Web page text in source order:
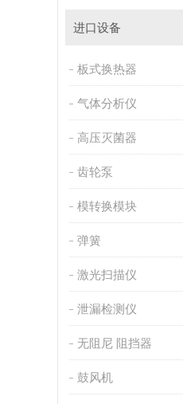
进口设备
板式换热器
气体分析仪
高压灭菌器
齿轮泵
模转换模块
弹簧
激光扫描仪
泄漏检测仪
无阻尼 阻挡器
鼓风机